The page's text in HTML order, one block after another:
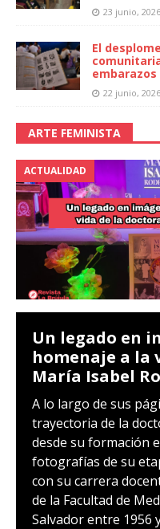
23 junio, 2026
El
22 junio, 2026
ARTE FEMINISTA
ACTUALIDAD
Un legado en
homenaje a la
María Isabel
A lo largo de sus
trayectoria de la
desde su formación
fotografías de su
con su carrera
de la Facultad de
Salvador entre 1956